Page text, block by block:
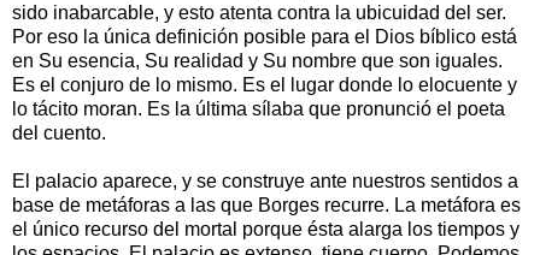
sido inabarcable, y esto atenta contra la ubicuidad del ser.
Por eso la única definición posible para el Dios bíblico está
en Su esencia, Su realidad y Su nombre que son iguales.
Es el conjuro de lo mismo. Es el lugar donde lo elocuente y
lo tácito moran. Es la última sílaba que pronunció el poeta
del cuento.
El palacio aparece, y se construye ante nuestros sentidos a
base de metáforas a las que Borges recurre. La metáfora es
el único recurso del mortal porque ésta alarga los tiempos y